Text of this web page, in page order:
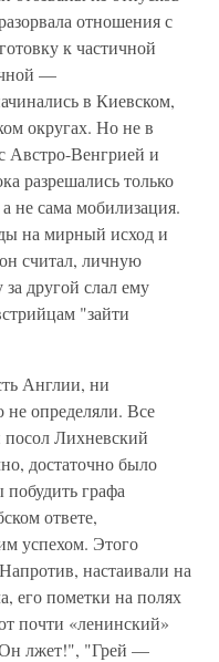
отношения с
к частичной
—
в Киевском,
округах. Но не в
Австро-Венгрией и
разрешались только
не сама мобилизация.
на мирный исход и
считал, личную
другой слал ему
"зайти
Англии, ни
не определяли. Все
посол Лихневский
достаточно было
графа
ответе,
успехом. Этого
настаивали на
его пометки на полях
почти «ленинский»
лжет!", "Грей —